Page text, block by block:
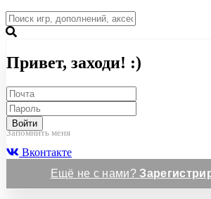
Привет, заходи! :)
Войти
Запомнить меня
Вконтакте
Ещё не с нами?